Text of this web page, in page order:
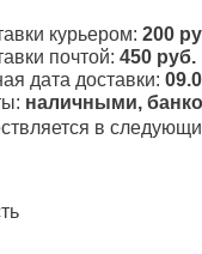
курьером: 200
почтой: 450 руб.
дата доставки:
наличными,
в